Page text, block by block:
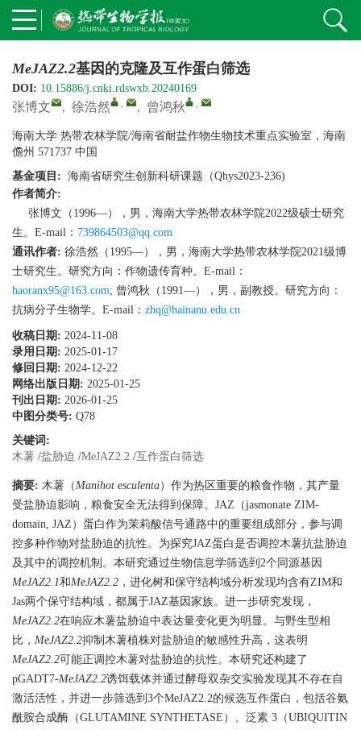
MeJAZ2.2基因的克隆及互作蛋白筛选
DOI: 10.15886/j.cnki.rdswxb.20240169
张博文 , 徐浩然 , , 曾鸿秋 ,
海南大学 热带农林学院/海南省耐盐作物生物技术重点实验室，海南
儋州 571737 中国
基金项目: 海南省研究生创新科研课题（Qhys2023-236)
作者简介:
张博文（1996—），男，海南大学热带农林学院2022级硕士研究
生。E-mail： 739864503@qq.com
通讯作者: 徐浩然（1995—），男，海南大学热带农林学院2021级博
士研究生。研究方向：作物遗传育种。E-mail：
haoranx95@163.com; 曾鸿秋（1991—），男，副教授。研究方向：
抗病分子生物学。E-mail： zhq@hainanu.edu.cn
收稿日期: 2024-11-08
录用日期: 2025-01-17
修回日期: 2024-12-22
网络出版日期: 2025-01-25
刊出日期: 2026-01-25
中图分类号: Q78
关键词:
木薯 /盐胁迫 /MeJAZ2.2 /互作蛋白筛选
摘要: 木薯（Manihot esculenta）作为热区重要的粮食作物，其产量
受盐胁迫影响，粮食安全无法得到保障。JAZ（jasmonate ZIM-
domain, JAZ）蛋白作为茉莉酸信号通路中的重要组成部分，参与调
控多种作物对盐胁迫的抗性。为探究JAZ蛋白是否调控木薯抗盐胁迫
及其中的调控机制。本研究通过生物信息学筛选到2个同源基因
MeJAZ2.1和MeJAZ2.2 ，进化树和保守结构域分析发现均含有ZIM和
Jas两个保守结构域，都属于JAZ基因家族。进一步研究发现，
MeJAZ2.2在响应木薯盐胁迫中表达量变化更为明显。与野生型相
比， MeJAZ2.2抑制木薯植株对盐胁迫的敏感性升高，这表明
MeJAZ2.2可能正调控木薯对盐胁迫的抗性。本研究还构建了
pGADT7-MeJAZ2.2诱饵载体并通过酵母双杂交实验发现其不存在自
激活活性，并进一步筛选到3个MeJAZ2.2的候选互作蛋白，包括谷氨
酰胺合成酶（GLUTAMINE SYNTHETASE）、泛素 3（UBIQUITIN